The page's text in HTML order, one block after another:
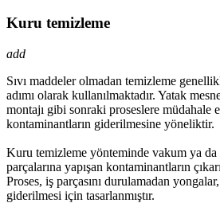
Kuru temizleme
add
Sıvı maddeler olmadan temizleme
adımı olarak kullanılmaktadır. Yatak
montajı gibi sonraki proseslere müdahale
kontaminantların giderilmesine yöneliktir.
Kuru temizleme yönteminde vakum ya da
parçalarına yapışan kontaminantların
Proses, iş parçasını durulamadan
giderilmesi için tasarlanmıştır.